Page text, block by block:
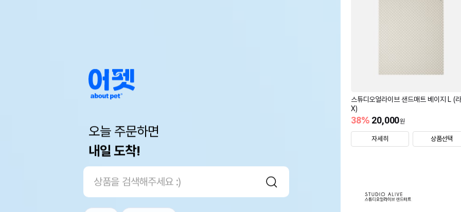
오늘 주문하면
내일 도착!
스튜디오얼라이브 샌드매트 베이지 L (
X)
20,000원
38%
자세히 상품선택